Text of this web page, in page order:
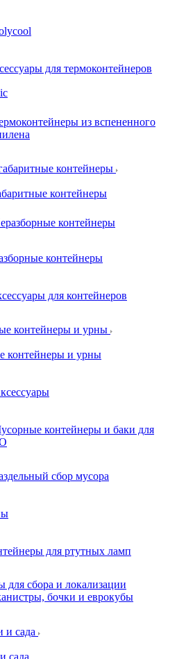
для термоконтейнеров
из вспененного
контейнеры
контейнеры
контейнеры
контейнеры
для контейнеров
контейнеры и урны
контейнеры и урны
контейнеры и баки для
сбор мусора
для ртутных ламп
для сбора и локализации
бочки и еврокубы
и сада
сада